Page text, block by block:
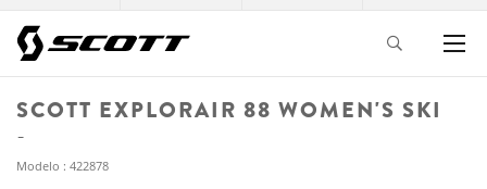
SCOTT EXPLORAIR 88 WOMEN'S SKI
Modelo : 422878